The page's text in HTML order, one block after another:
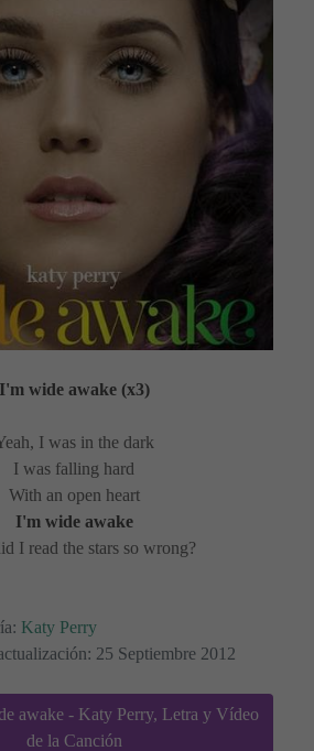
I'm wide awake (x3)
I was in the dark
I was falling hard
With an open heart
I'm wide awake
I read the stars so wrong?
Katy Perry
25 Septiembre 2012
awake - Katy Perry, Letra y Vídeo
de la Canción